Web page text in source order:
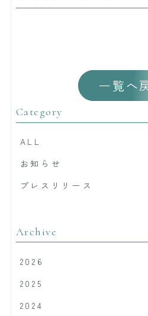
一覧へ
Category
ALL
お知らせ
プレスリリース
Archive
2026
2025
2024